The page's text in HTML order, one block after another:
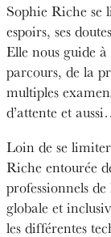
Sophie Riche se
espoirs, ses
Elle nous guide à
parcours, de la
multiples
d’attente et
Loin de se
Riche entourée
professionnels
globale et
les différentes